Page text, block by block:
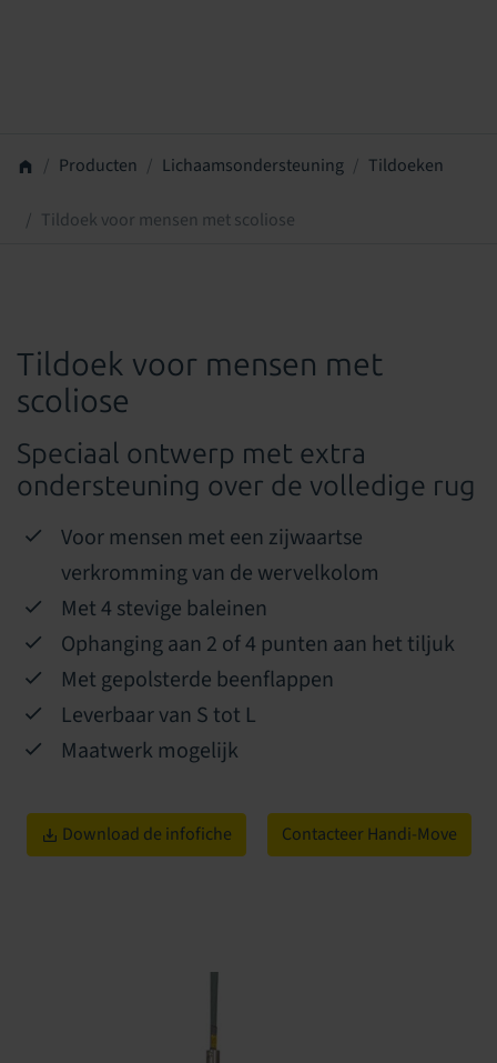
Producten Lichaamsondersteuning Tildoeken
Tildoek voor mensen met scoliose
Tildoek voor mensen met
scoliose
Speciaal ontwerp met extra
ondersteuning over de volledige rug
Voor mensen met een zijwaartse
verkromming van de wervelkolom
Met 4 stevige baleinen
Ophanging aan 2 of 4 punten aan het tiljuk
Met gepolsterde beenflappen
Leverbaar van S tot L
Maatwerk mogelijk
Download de infofiche Contacteer Handi-Move